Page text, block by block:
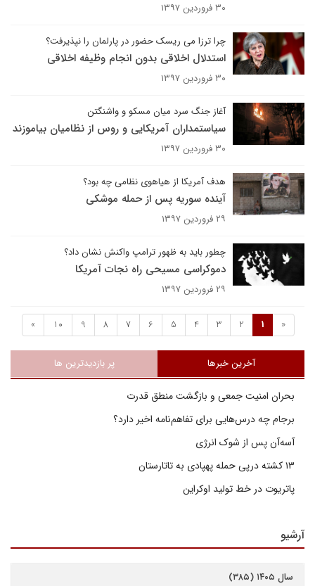
۳۰ فروردین ۱۳۹۷
چرا ترزا می ریسک حضور در پارلمان را نپذیرفت؟
استدلال اخلاقی بدون انجام وظیفه اخلاقی
۳۰ فروردین ۱۳۹۷
آغاز جنگ سرد میان مسکو و واشنگتن
سیاستمداران آمریکایی و روس از نظامیان بیاموزند
۳۰ فروردین ۱۳۹۷
هدف آمریکا از هیاهوی نظامی چه بود؟
آینده سوریه پس از حمله موشکی
۲۹ فروردین ۱۳۹۷
چطور باید به ظهور ترامپ واکنش نشان داد؟
دموکراسی مسیحی راه نجات آمریکا
۲۹ فروردین ۱۳۹۷
«
1
2
3
4
5
6
7
8
9
10
»
آخرین خبرها پر بازدیدترین ها
بحران امنیت جمعی و بازگشت منطق قدرت
برجام چه درس‌هایی برای تفاهم‌نامه اخیر دارد؟
آسه‌آن پس از شوک انرژی
پاتریوت در خط تولید اوکراین
آرشیو
سال ۱۴۰۵ (۳۸۵)